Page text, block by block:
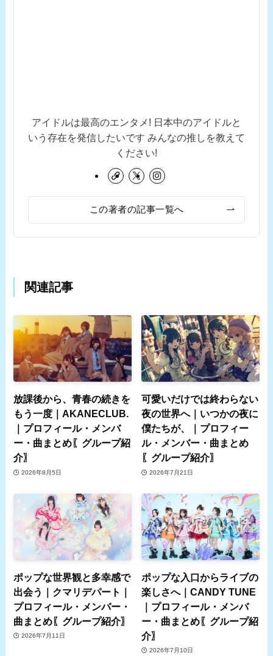
アイドルは最高のエンタメ! 日本中のアイドルと
いう存在を発信したいです みんなの推しを教えて
ください!
この著者の記事一覧へ
関連記事
放課後から、青春の続きを
もう一度｜AKANECLUB.
｜プロフィール・メンバ
ー・曲まとめ〖グループ紹
介〗
2026年8月5日
可愛いだけでは終わらない
夜の世界へ｜いつかの夜に
僕たちが、｜プロフィー
ル・メンバー・曲まとめ
〖グループ紹介〗
2026年7月21日
ポップな世界観と多幸感で
出会う｜クマリデパート｜
プロフィール・メンバー・
曲まとめ〖グループ紹介〗
2026年7月11日
ポップな入口からライブの
楽しさへ｜CANDY TUNE
｜プロフィール・メンバ
ー・曲まとめ〖グループ紹
介〗
2026年7月10日